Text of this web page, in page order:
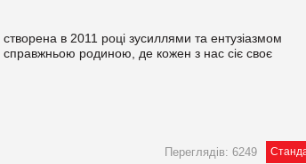
в 2011 році зусиллями та ентузіазмом
справжньою родиною, де кожен з нас сіє своє
Переглядів: 6249